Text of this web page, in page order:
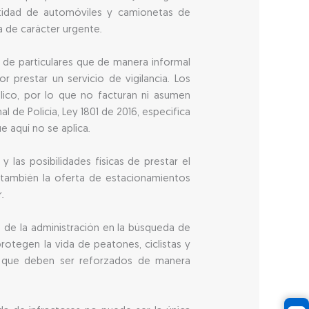
de automóviles y camionetas de
de carácter urgente.
particulares que de manera informal
prestar un servicio de vigilancia. Los
por lo que no facturan ni asumen
Policía, Ley 1801 de 2016, especifica
aquí no se aplica.
las posibilidades físicas de prestar el
la oferta de estacionamientos
la administración en la búsqueda de
la vida de peatones, ciclistas y
deben ser reforzados de manera